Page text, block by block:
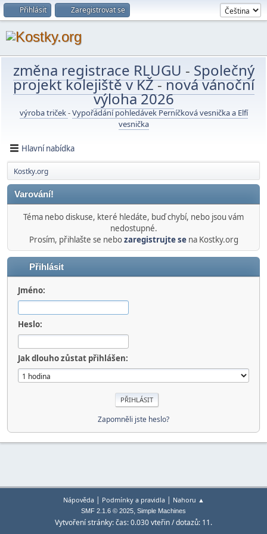
Přihlásit Zaregistrovat se
změna registrace RLUGU - Společný
projekt kolejiště v KŽ-nová vánoční
výloha 2026
výroba triček-Vypořádání pohledávek Perníčková vesnička a Elfí
vesnička
Hlavní nabídka
Kostky.org
Varování!
Téma nebo diskuse, které hledáte, buď chybí, nebo jsou vám
nedostupné.
Prosím, přihlašte se nebozaregistrujte sena Kostky.org
Přihlásit
Jméno:
Heslo:
Jak dlouho zůstat přihlášen:
Zapomněli jste heslo?
Nápověda| Podmínky a pravidla| Nahoru ▲
SMF 2.1.6 © 2025, Simple Machines
Vytvoření stránky: čas: 0.030 vteřin / dotazů: 11.